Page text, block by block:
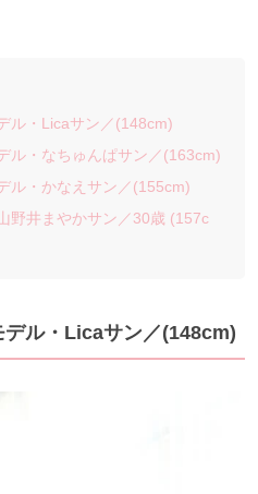
ル・Licaサン／(148cm)
ル・なちゅんぱサン／(163cm)
ル・かなえサン／(155cm)
野井まやかサン／30歳 (157c
デル・Licaサン ／(148cm)